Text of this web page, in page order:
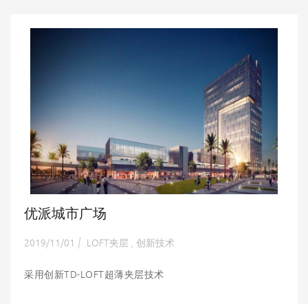
优派城市广场
2019/11/01 | LOFT夹层 创新技术
采用创新TD-LOFT超薄夹层技术